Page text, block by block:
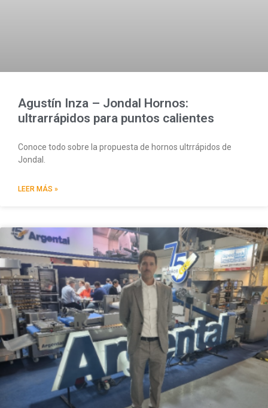
Agustín Inza – Jondal Hornos:
ultrarrápidos para puntos calientes
Conoce todo sobre la propuesta de hornos ultrrápidos de
Jondal.
LEER MÁS »